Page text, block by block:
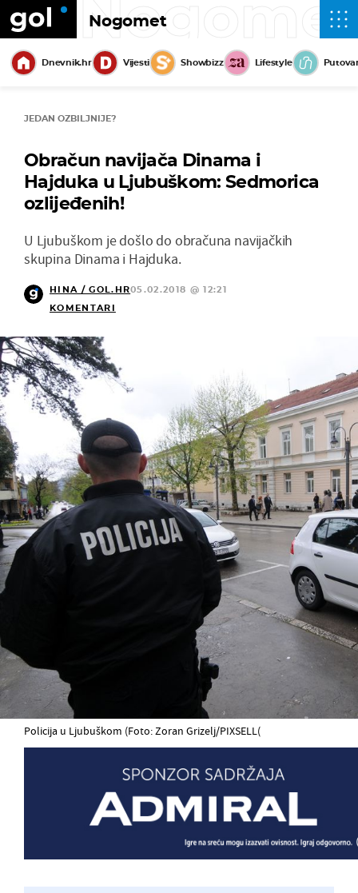
Nogomet
Dnevnik.hr Vijesti Showbizz Lifestyle
JEDAN OZBILJNIJE?
Obračun navijača Dinama i
Hajduka u Ljubuškom: Sedmorica
ozlijeđenih!
U Ljubuškom je došlo do obračuna navijačkih
skupina Dinama i Hajduka.
HINA / GOL.HR05.02.2018 @ 12:21
KOMENTARI
Policija u Ljubuškom (Foto: Zoran Grizelj/PIXSELL(